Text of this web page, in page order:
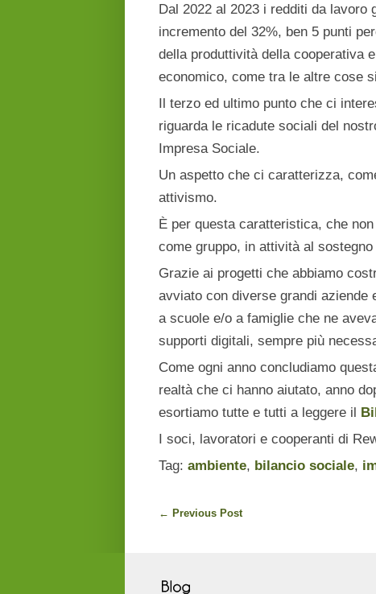
Dal 2022 al 2023 i redditi da lavoro
incremento del 32%, ben 5 punti
della produttività della cooperativa
economico, come tra le altre cose
Il terzo ed ultimo punto che ci
riguarda le ricadute sociali del
Impresa Sociale.
Un aspetto che ci caratterizza,
attivismo.
È per questa caratteristica, che
come gruppo, in attività al
Grazie ai progetti che abbiamo
avviato con diverse grandi
a scuole e/o a famiglie che ne
supporti digitali, sempre più
Come ogni anno concludiamo
realtà che ci hanno aiutato, anno
esortiamo tutte e tutti a leggere il
I soci, lavoratori e cooperanti di
Tag: ambiente, bilancio sociale,
← Previous Post